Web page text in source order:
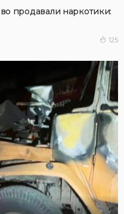
продавали наркотики:
125